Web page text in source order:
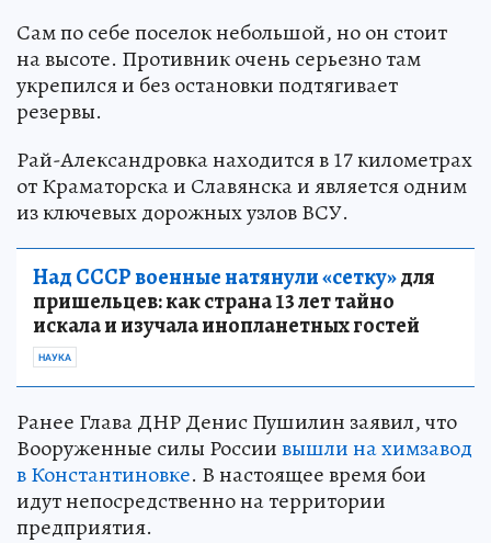
Сам по себе поселок небольшой, но он стоит
на высоте. Противник очень серьезно там
укрепился и без остановки подтягивает
резервы.
Рай-Александровка находится в 17 километрах
от Краматорска и Славянска и является одним
из ключевых дорожных узлов ВСУ.
Над СССР военные натянули «сетку»для
пришельцев: как страна 13 лет тайно
искала и изучала инопланетных гостей
НАУКА
Ранее Глава ДНР Денис Пушилин заявил, что
Вооруженные силы Россиивышли на химзавод
в Константиновке. В настоящее время бои
идут непосредственно на территории
предприятия.